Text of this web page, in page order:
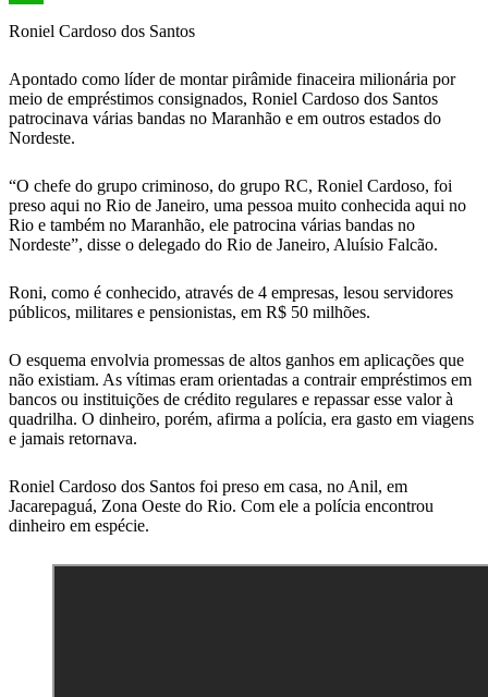
WhatsApp
Roniel Cardoso dos Santos
Apontado como líder de montar pirâmide finaceira milionária por
meio de empréstimos consignados, Roniel Cardoso dos Santos
patrocinava várias bandas no Maranhão e em outros estados do
Nordeste.
“O chefe do grupo criminoso, do grupo RC, Roniel Cardoso, foi
preso aqui no Rio de Janeiro, uma pessoa muito conhecida aqui no
Rio e também no Maranhão, ele patrocina várias bandas no
Nordeste”, disse o delegado do Rio de Janeiro, Aluísio Falcão.
Roni, como é conhecido, através de 4 empresas, lesou servidores
públicos, militares e pensionistas, em R$ 50 milhões.
O esquema envolvia promessas de altos ganhos em aplicações que
não existiam. As vítimas eram orientadas a contrair empréstimos em
bancos ou instituições de crédito regulares e repassar esse valor à
quadrilha. O dinheiro, porém, afirma a polícia, era gasto em viagens
e jamais retornava.
Roniel Cardoso dos Santos foi preso em casa, no Anil, em
Jacarepaguá, Zona Oeste do Rio. Com ele a polícia encontrou
dinheiro em espécie.